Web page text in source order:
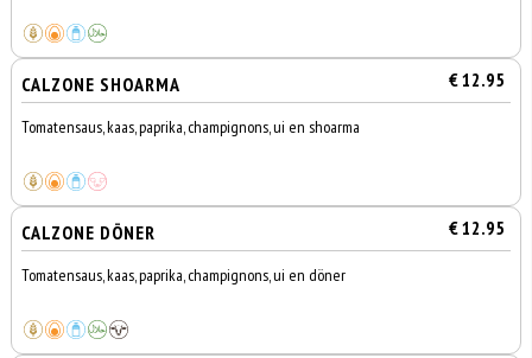
CALZONE SHOARMA € 12.95
Tomatensaus, kaas, paprika, champignons, ui en shoarma
CALZONE DÖNER € 12.95
Tomatensaus, kaas, paprika, champignons, ui en döner